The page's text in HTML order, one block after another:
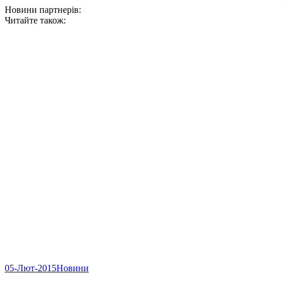
Новини партнерів:
Читайте також:
05-Лют-2015Новини